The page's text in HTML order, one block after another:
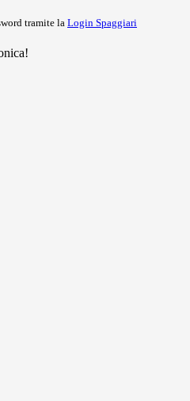
tramite la Login Spaggiari